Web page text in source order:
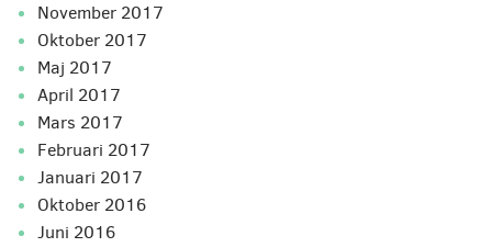
november 2017
oktober 2017
maj 2017
april 2017
mars 2017
februari 2017
januari 2017
oktober 2016
juni 2016